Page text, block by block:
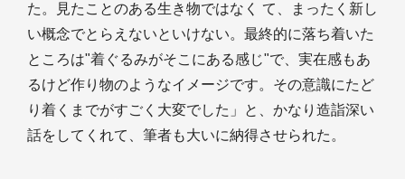
た。見たことのある生き物ではなく て、まったく新し
い概念でとらえないといけない。最終的に落ち着いた
ところは"着ぐるみがそこにある感じ"で、実在感もあ
るけど作り物のようなイメージです。その意識にたど
り着くまでがすごく大変でした」と、かなり造詣深い
話をしてくれて、筆者も大いに納得させられた。